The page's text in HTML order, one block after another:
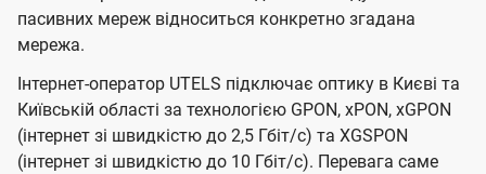
пасивних мереж відноситься конкретно згадана
мережа.
Інтернет-оператор UTELS підключає оптику в Києві та
Київській області за технологією GPON, xPON, xGPON
(інтернет зі швидкістю до 2,5 Гбіт/с) та XGSPON
(інтернет зі швидкістю до 10 Гбіт/с). Перевага саме